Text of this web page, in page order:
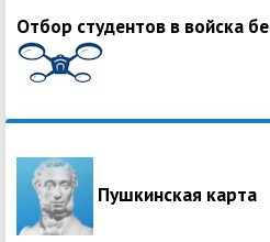
Отбор студентов в войска
Пушкинская карта